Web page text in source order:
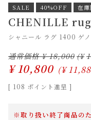
SALE 40%OFF 在庫
CHENILLE
シャニール ラグ 1400 ゲノ
通常価格 ¥ 18,000 ¥
¥ 10,800 ¥
[ 108 ポイント進呈 ]
※取り扱い終了商品の